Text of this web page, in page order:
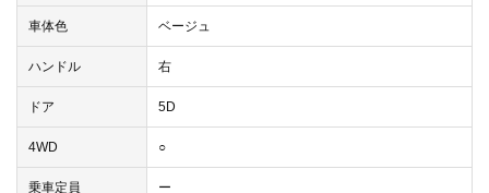
車体色 ベージュ
ハンドル 右
ドア 5D
4WD ○
乗車定員 ー